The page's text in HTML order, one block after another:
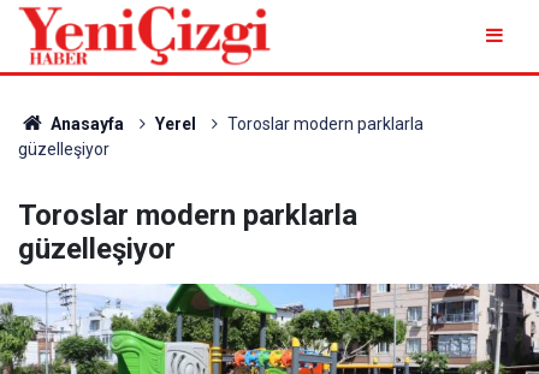
Anasayfa Yerel
Toroslar modern parklarla
güzelleşiyor
Toroslar modern parklarla
güzelleşiyor